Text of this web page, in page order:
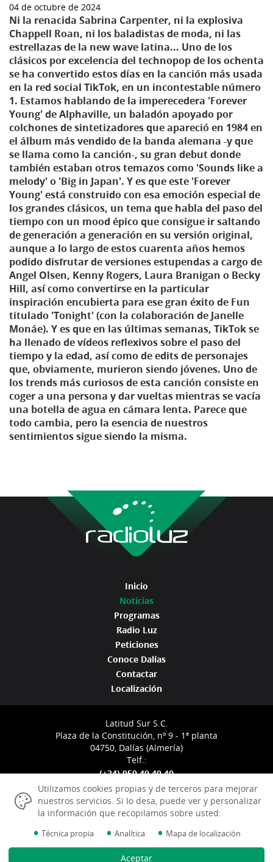
04 de octubre de 2024
Ni la renacida Sabrina Carpenter, ni la explosiva
Chappell Roan, ni los baladistas de moda, ni las
estrellazas de la new wave latina... Uno de los
clásicos por excelencia del technopop de los ochenta
se ha convertido estos días en la canción más usada
en la red social TikTok, en un incontestable número
1. Estamos hablando de la imperecedera 'Forever
Young' de Alphaville, un baladón apoyado por
colchones de sintetizadores que apareció en 1984 en
el álbum más vendido de la banda alemana -y que
se llama como la canción-, su gran debut donde
también estaban otros temazos como 'Sounds like a
melody' o 'Big in Japan'. Y es que este 'Forever
Young' está construido con esa emoción especial de
los grandes clásicos, un tema que habla del paso del
tiempo con un mood épico que consigue ir saltando
de generación a generación en su versión original,
aunque a lo largo de estos cuarenta años hemos
podido disfrutar de versiones estupendas a cargo de
Angel Olsen, Kenny Rogers, Laura Branigan o Becky
Hill, así como convertirse en la particular
inspiración encubierta para ese gran éxito de Fun
titulado 'Tonight' (con la colaboración de Janelle
Monáe). Y es que en las últimas semanas, TikTok se
ha llenado de vídeos reflexivos sobre el paso del
tiempo y la edad, así como de edits de personajes
que, obviamente, murieron siendo jóvenes. Uno de
los trends más curiosos de esta canción consiste en
coger a una persona y dar vueltas mientras se vacía
una botella de agua en cámara lenta. Parece que
todo cambia, pero la esencia de nuestros
sentimientos sigue siendo la misma.
Inicio
Noticias
Programas
Radio Luz
Peticiones
Conoce Dalías
Contactar
Localización
Latitud Sur S.C.
Plaza de la Constitución, nº 9 - 1ª planta
04750, Dalías (Almería)
Telf.:
(+34) 950 49 40 40
info@radioluzdalias.com
Aviso Legal
Utilizamos cookies propias y de terceros para mejorar
nuestros servicios. Si lo desa, puede ver y personalizar
la información que recopilamos sobre usted:
• Técnica propia • Analítica • Mapa de localización
Aceptar